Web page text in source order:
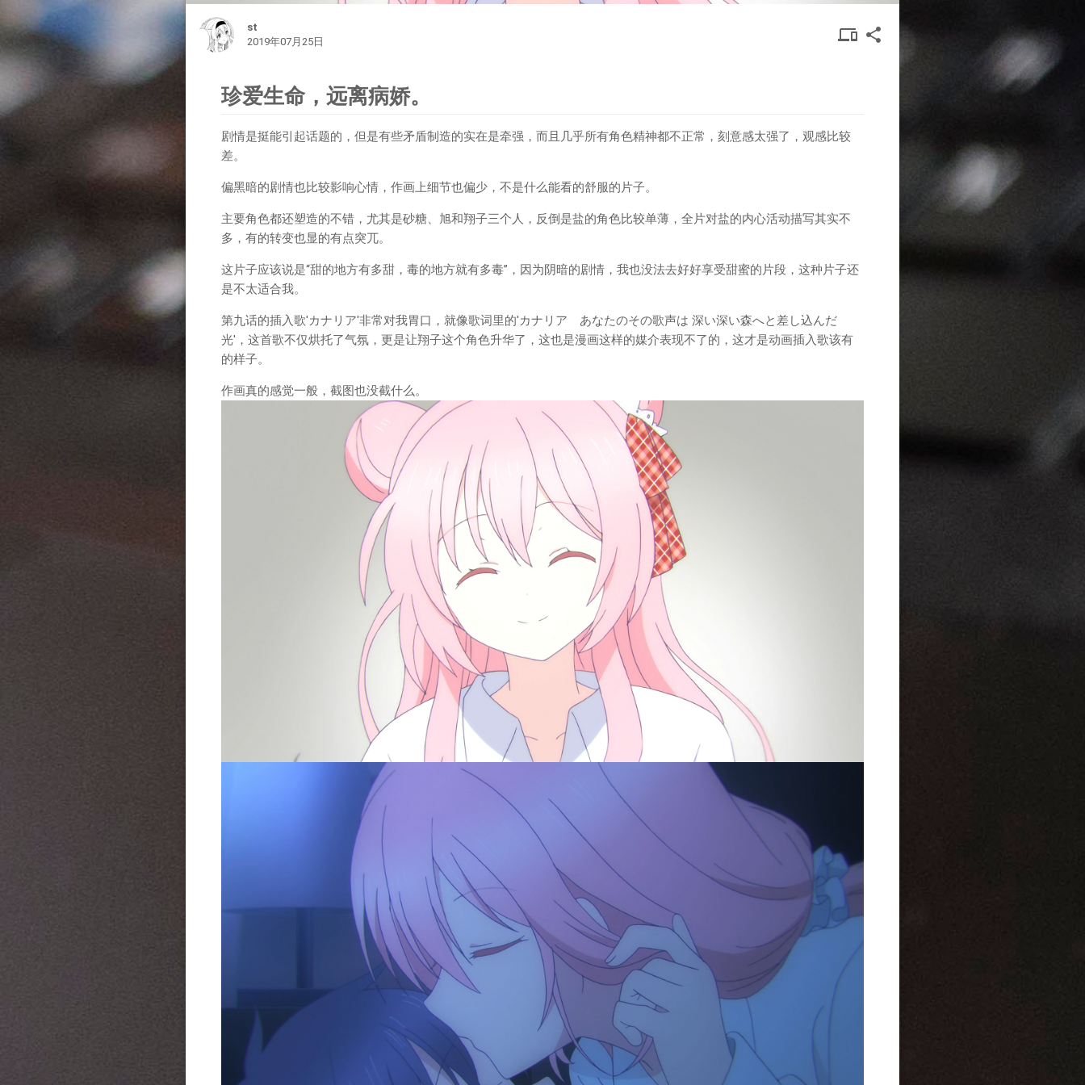
st
2019年07月25日
devices other
DEVICES
share
SHARE
珍爱生命，远离病娇。
剧情是挺能引起话题的，但是有些矛盾制造的实在是牵强，而且几乎所有角色精神都不正常，刻意感太强了，观感比较
差。
偏黑暗的剧情也比较影响心情，作画上细节也偏少，不是什么能看的舒服的片子。
主要角色都还塑造的不错，尤其是砂糖、旭和翔子三个人，反倒是盐的角色比较单薄，全片对盐的内心活动描写其实不
多，有的转变也显的有点突兀。
这片子应该说是“甜的地方有多甜，毒的地方就有多毒”，因为阴暗的剧情，我也没法去好好享受甜蜜的片段，这种片子还
是不太适合我。
第九话的插入歌'カナリア'非常对我胃口，就像歌词里的'カナリア あなたのその歌声は 深い深い森へと差し込んだ
光'，这首歌不仅烘托了气氛，更是让翔子这个角色升华了，这也是漫画这样的媒介表现不了的，这才是动画插入歌该有
的样子。
作画真的感觉一般，截图也没截什么。